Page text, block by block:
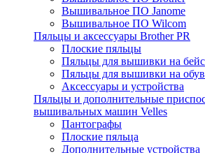
Вышивальное ПО Janome
Вышивальное ПО Wilcom
Пяльцы и аксессуары Brother PR
Плоские пяльцы
Пяльцы для вышивки на
Пяльцы для вышивки на
Аксессуары и устройства
Пяльцы и дополнительные
вышивальных машин Velles
Пантографы
Плоские пяльца
Дополнительные устройства